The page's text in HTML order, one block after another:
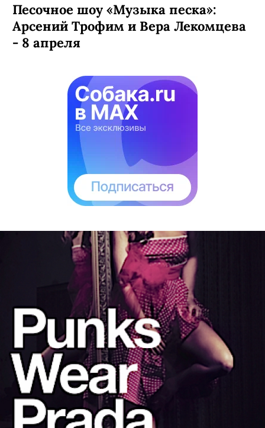
Песочное шоу «Музыка песка»:
Арсений Трофим и Вера Лекомцева
- 8 апреля